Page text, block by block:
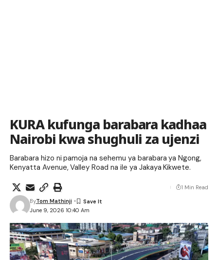
KURA kufunga barabara kadhaa
Nairobi kwa shughuli za ujenzi
Barabara hizo ni pamoja na sehemu ya barabara ya Ngong,
Kenyatta Avenue, Valley Road na ile ya Jakaya Kikwete.
June 9, 2026 10:40 Am
ByTom Mathinji
1 Min Read